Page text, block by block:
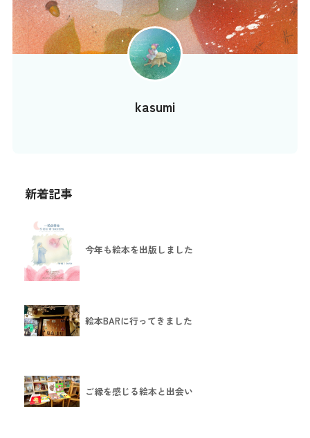
kasumi
新着記事
今年も絵本を出版しました
絵本BARに行ってきました
ご縁を感じる絵本と出会い